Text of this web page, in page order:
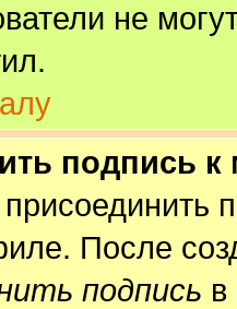
не
подпись
После
подпись